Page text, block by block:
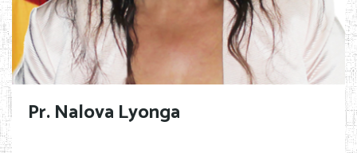
Pr. Nalova Lyonga